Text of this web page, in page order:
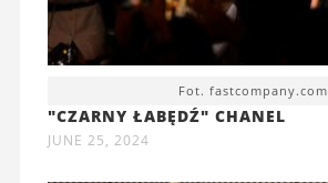
Fot. fastcompany.com
"CZARNY ŁABĘDŹ" CHANEL
JUNE 25, 2024